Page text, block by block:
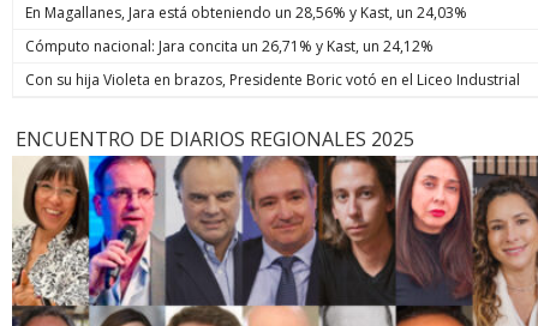
En Magallanes, Jara está obteniendo un 28,56% y Kast, un 24,03%
Cómputo nacional: Jara concita un 26,71% y Kast, un 24,12%
Con su hija Violeta en brazos, Presidente Boric votó en el Liceo Industrial
ENCUENTRO DE DIARIOS REGIONALES 2025